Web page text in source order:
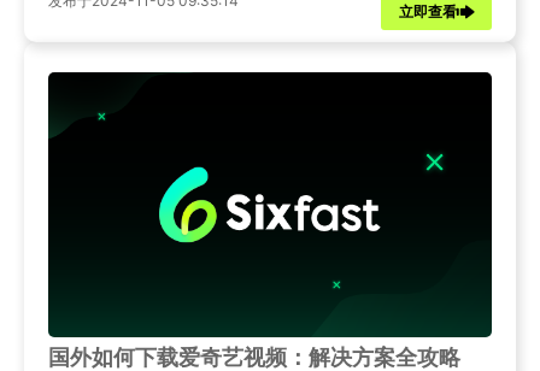
立即查看
国外如何下载爱奇艺视频：解决方案全攻略